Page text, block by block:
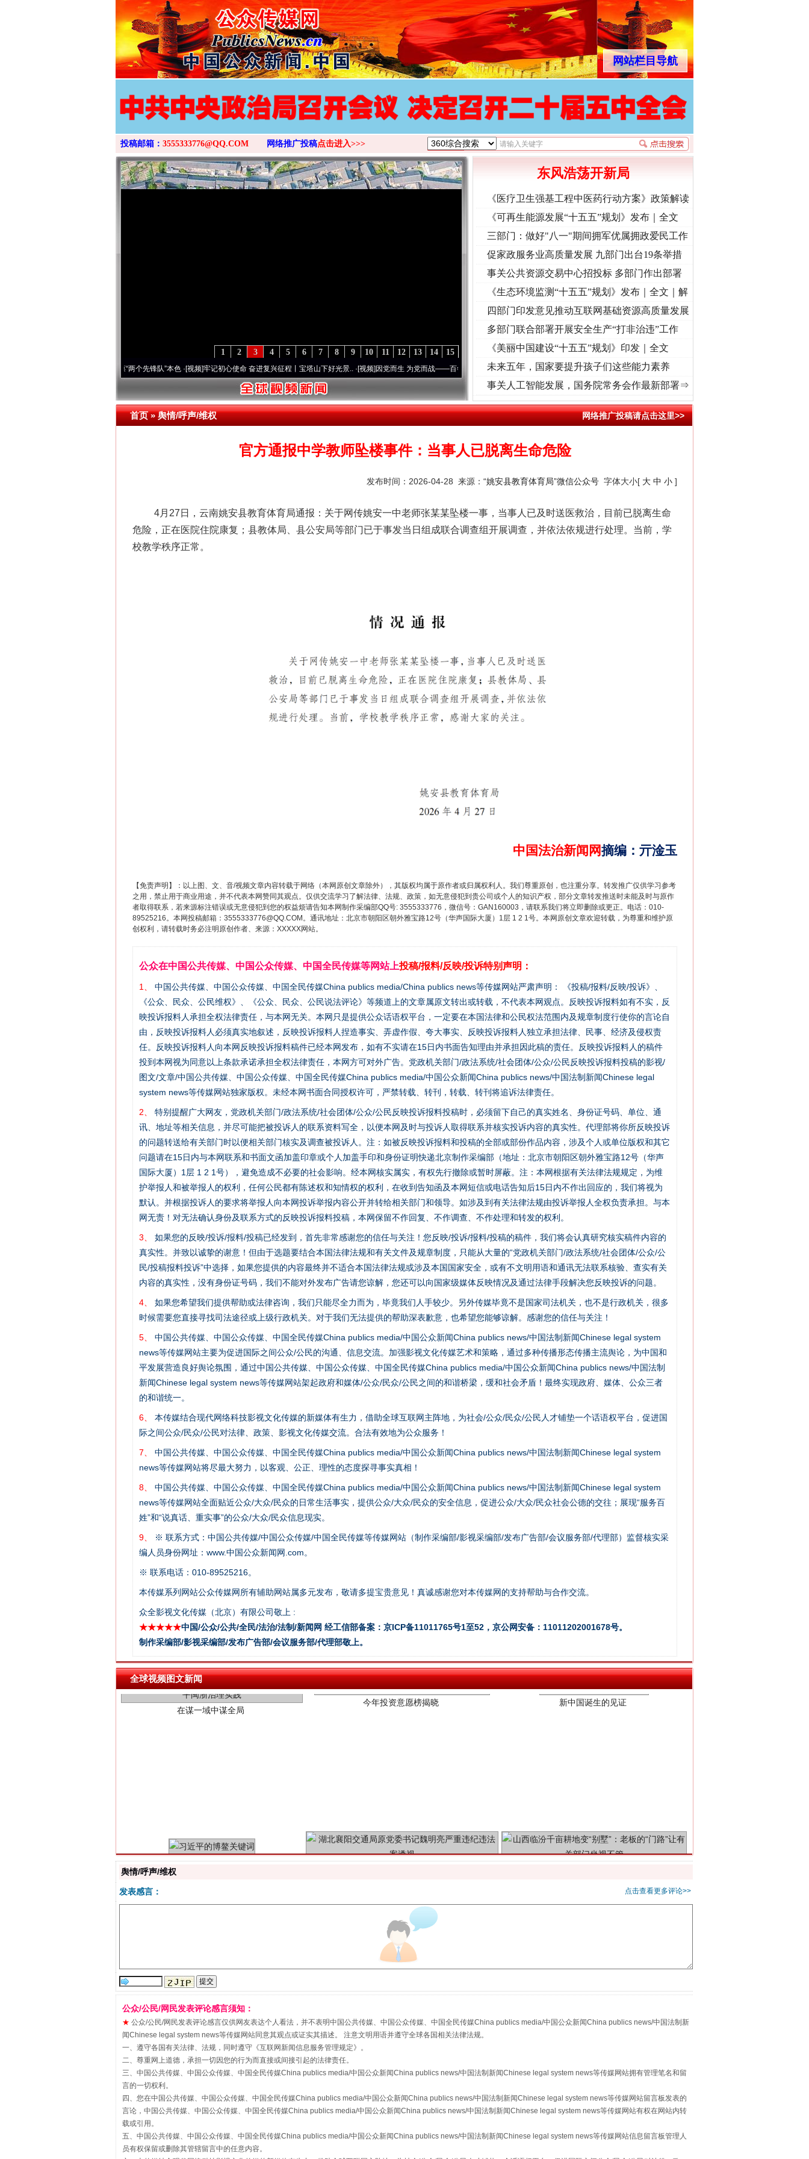
网站栏目导航
投稿邮箱： 3555333776@QQ.COM 网络推广投稿点击进入>>>
15
14
13
12
11
10
9
8
7
6
5
4
3
2
1
永葆“两个先锋队”本色·[视频]牢记初心使命 奋进复兴征程丨宝塔山下好光景..·[视频]因党而生 为党而战——百年“纪”事⑧加强纪律..·[视频]牢记初心使命 奋进复兴征程丨“转折之城”激荡..·[视频]
东风浩荡开新局
《医疗卫生强基工程中医药行动方案》政策解读
《可再生能源发展“十五五”规划》发布｜全文
三部门：做好"八一"期间拥军优属拥政爱民工作
促家政服务业高质量发展 九部门出台19条举措
事关公共资源交易中心招投标 多部门作出部署
《生态环境监测“十五五”规划》发布｜全文｜解
读
四部门印发意见推动互联网基础资源高质量发展
多部门联合部署开展安全生产“打非治违”工作
《美丽中国建设“十五五”规划》印发｜全文
未来五年，国家要提升孩子们这些能力素养
事关人工智能发展，国务院常务会作最新部署⇒
首页»舆情/呼声/维权 网络推广投稿请点击这里>>
官方通报中学教师坠楼事件：当事人已脱离生命危险
发布时间：2026-04-28 来源： “姚安县教育体育局”微信公众号 字体大小[ 大 中 小 ]
4月27日，云南姚安县教育体育局通报：关于网传姚安一中老师张某某坠楼一事，当事人已及时送医救治，目前已脱离生命
危险，正在医院住院康复；县教体局、县公安局等部门已于事发当日组成联合调查组开展调查，并依法依规进行处理。当前，学
校教学秩序正常。
中国法治新闻网摘编 ： 亓淦玉
【免责声明】：以上图、文、音/视频文章内容转载于网络（本网原创文章除外），其版权均属于原作者或归属权利人。我们尊重原创，也注重分享。转发推广仅供学习参考
之用，禁止用于商业用途，并不代表本网赞同其观点。仅供交流学习了解法律、法规、政策，如无意侵犯到贵公司或个人的知识产权，部分文章转发推送时未能及时与原作
者取得联系，若来源标注错误或无意侵犯到您的权益烦请告知本网制作采编部QQ号: 3555333776，微信号：GAN160003，请联系我们将立即删除或更正。电话：010-
89525216。本网投稿邮箱：3555333776@QQ.COM。通讯地址：北京市朝阳区朝外雅宝路12号（华声国际大厦）1层 1 2 1号。本网原创文章欢迎转载，为尊重和维护原
创权利，请转载时务必注明原创作者、来源：XXXXX网站。
公众在中国公共传媒、中国公众传媒、中国全民传媒等网站上投稿/报料/反映/投诉特别声明：
1、
中国公共传媒、中国公众传媒、中国全民传媒China publics media/China publics news等传媒网站严肃声明： 《投稿/报料/反映/投诉》、
《公众、民众、公民维权》、《公众、民众、公民说法评论》等频道上的文章属原文转出或转载，不代表本网观点。反映投诉报料如有不实，反
映投诉报料人承担全权法律责任，与本网无关。本网只是提供公众话语权平台，一定要在本国法律和公民权法范围内及规章制度行使你的言论自
由，反映投诉报料人必须真实地叙述，反映投诉报料人捏造事实、弄虚作假、夸大事实、反映投诉报料人独立承担法律、民事、经济及侵权责
任。反映投诉报料人向本网反映投诉报料稿件已经本网发布，如有不实请在15日内书面告知理由并承担因此稿的责任。反映投诉报料人的稿件
投到本网视为同意以上条款承诺承担全权法律责任，本网方可对外广告。党政机关部门/政法系统/社会团体/公众/公民反映投诉报料投稿的影视/
图文/文章/中国公共传媒、中国公众传媒、中国全民传媒China publics media/中国公众新闻China publics news/中国法制新闻Chinese legal
system news等传媒网站独家版权。未经本网书面合同授权许可，严禁转载、转刊，转载、转刊将追诉法律责任。
2、
特别提醒广大网友，党政机关部门/政法系统/社会团体/公众/公民反映投诉报料投稿时，必须留下自己的真实姓名、身份证号码、单位、通
讯、地址等相关信息，并尽可能把被投诉人的联系资料写全，以便本网及时与投诉人取得联系并核实投诉内容的真实性。代理部将你所反映投诉
的问题转送给有关部门时以便相关部门核实及调查被投诉人。注：如被反映投诉报料和投稿的全部或部份作品内容，涉及个人或单位版权和其它
问题请在15日内与本网联系和书面文函加盖印章或个人加盖手印和身份证明快递北京制作采编部（地址：北京市朝阳区朝外雅宝路12号（华声
国际大厦）1层 1 2 1号），避免造成不必要的社会影响。经本网核实属实，有权先行撤除或暂时屏蔽。注：本网根据有关法律法规规定，为维
护举报人和被举报人的权利，任何公民都有陈述权和知情权的权利，在收到告知函及本网短信或电话告知后15日内不作出回应的，我们将视为
默认。并根据投诉人的要求将举报人向本网投诉举报内容公开并转给相关部门和领导。如涉及到有关法律法规由投诉举报人全权负责承担。与本
网无责！对无法确认身份及联系方式的反映投诉报料投稿，本网保留不作回复、不作调查、不作处理和转发的权利。
3、
如果您的反映/投诉/报料/投稿已经发到，首先非常感谢您的信任与关注！您反映/投诉/报料/投稿的稿件，我们将会认真研究核实稿件内容的
真实性。并致以诚挚的谢意！但由于选题要结合本国法律法规和有关文件及规章制度，只能从大量的“党政机关部门/政法系统/社会团体/公众/公
民/投稿报料投诉”中选择，如果您提供的内容最终并不适合本国法律法规或涉及本国国家安全，或有不文明用语和通讯无法联系核验、查实有关
内容的真实性，没有身份证号码，我们不能对外发布广告请您谅解，您还可以向国家级媒体反映情况及通过法律手段解决您反映投诉的问题。
4、
如果您希望我们提供帮助或法律咨询，我们只能尽全力而为，毕竟我们人手较少。另外传媒毕竟不是国家司法机关，也不是行政机关，很多
时候需要您直接寻找司法途径或上级行政机关。对于我们无法提供的帮助深表歉意，也希望您能够谅解。感谢您的信任与关注！
5、
中国公共传媒、中国公众传媒、中国全民传媒China publics media/中国公众新闻China publics news/中国法制新闻Chinese legal system
news等传媒网站主要为促进国际之间公众/公民的沟通、信息交流。加强影视文化传媒艺术和策略，通过多种传播形态传播主流舆论，为中国和
平发展营造良好舆论氛围，通过中国公共传媒、中国公众传媒、中国全民传媒China publics media/中国公众新闻China publics news/中国法制
新闻Chinese legal system news等传媒网站架起政府和媒体/公众/民众/公民之间的和谐桥梁，缓和社会矛盾！最终实现政府、媒体、公众三者
的和谐统一。
6、
本传媒结合现代网络科技影视文化传媒的新媒体有生力，借助全球互联网主阵地，为社会/公众/民众/公民人才铺垫一个话语权平台，促进国
际之间公众/民众/公民对法律、政策、影视文化传媒交流。合法有效地为公众服务！
7、
中国公共传媒、中国公众传媒、中国全民传媒China publics media/中国公众新闻China publics news/中国法制新闻Chinese legal system
news等传媒网站将尽最大努力，以客观、公正、理性的态度探寻事实真相！
8、
中国公共传媒、中国公众传媒、中国全民传媒China publics media/中国公众新闻China publics news/中国法制新闻Chinese legal system
news等传媒网站全面贴近公众/大众/民众的日常生活事实，提供公众/大众/民众的安全信息，促进公众/大众/民众社会公德的交往；展现“服务百
姓”和“说真话、重实事”的公众/大众/民众信息现实。
9、
※ 联系方式：中国公共传媒/中国公众传媒/中国全民传媒等传媒网站（制作采编部/影视采编部/发布广告部/会议服务部/代理部）监督核实采
编人员身份网址：www.中国公众新闻网.com。
※ 联系电话：010-89525216。
本传媒系列网站公众传媒网所有辅助网站属多元发布，敬请多提宝贵意见！真诚感谢您对本传媒网的支持帮助与合作交流。
众全影视文化传媒（北京）有限公司敬上 :
★★★★★中国/公众/公共/全民/法治/法制/新闻网 经工信部备案：京ICP备11011765号1至52，京公网安备：11011202001678号。
制作采编部/影视采编部/发布广告部/会议服务部/代理部敬上。
全球视频图文新闻
网上购药对药下症？
“神药”背后的真相
在谋一域中谋全局
“刷贴”乱象丛生
生物安全法正式实施
舆情/呼声/维权
点击查看更多评论>>
发表感言：
公众/公民/网民发表评论感言须知：
★ 公众/公民/网民发表评论感言仅供网友表达个人看法，并不表明中国公共传媒、中国公众传媒、中国全民传媒China publics media/中国公众新闻China publics news/中国法制新
闻Chinese legal system news等传媒网站同意其观点或证实其描述。 注意文明用语并遵守全球各国相关法律法规。
一、遵守各国有关法律、法规，同时遵守《互联网新闻信息服务管理规定》。
二、尊重网上道德，承担一切因您的行为而直接或间接引起的法律责任。
三、中国公共传媒、中国公众传媒、中国全民传媒China publics media/中国公众新闻China publics news/中国法制新闻Chinese legal system news等传媒网站拥有管理笔名和留
言的一切权利。
四、您在中国公共传媒、中国公众传媒、中国全民传媒China publics media/中国公众新闻China publics news/中国法制新闻Chinese legal system news等传媒网站留言板发表的
言论，中国公共传媒、中国公众传媒、中国全民传媒China publics media/中国公众新闻China publics news/中国法制新闻Chinese legal system news等传媒网站有权在网站内转
载或引用。
五、中国公共传媒、中国公众传媒、中国全民传媒China publics media/中国公众新闻China publics news/中国法制新闻Chinese legal system news等传媒网站信息留言板管理人
员有权保留或删除其管辖留言中的任意内容。